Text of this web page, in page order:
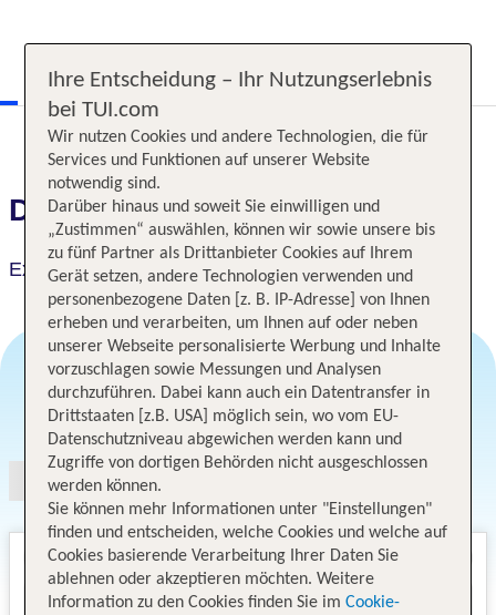
Das erwartet Sie
Exclusive
Angebotsauswahl
Ihre Entscheidung – Ihr Nutzungserlebnis
bei TUI.com
Wir nutzen Cookies und andere Technologien, die für
Services und Funktionen auf unserer Website
notwendig sind.
Darüber hinaus und soweit Sie einwilligen und
„Zustimmen“ auswählen, können wir sowie unsere bis
zu fünf Partner als Drittanbieter Cookies auf Ihrem
Gerät setzen, andere Technologien verwenden und
personenbezogene Daten [z. B. IP-Adresse] von Ihnen
erheben und verarbeiten, um Ihnen auf oder neben
unserer Webseite personalisierte Werbung und Inhalte
vorzuschlagen sowie Messungen und Analysen
durchzuführen. Dabei kann auch ein Datentransfer in
Drittstaaten [z.B. USA] möglich sein, wo vom EU-
Datenschutzniveau abgewichen werden kann und
Zugriffe von dortigen Behörden nicht ausgeschlossen
werden können.
Sie können mehr Informationen unter "Einstellungen"
finden und entscheiden, welche Cookies und welche auf
Cookies basierende Verarbeitung Ihrer Daten Sie
ablehnen oder akzeptieren möchten. Weitere
Information zu den Cookies finden Sie im Cookie-